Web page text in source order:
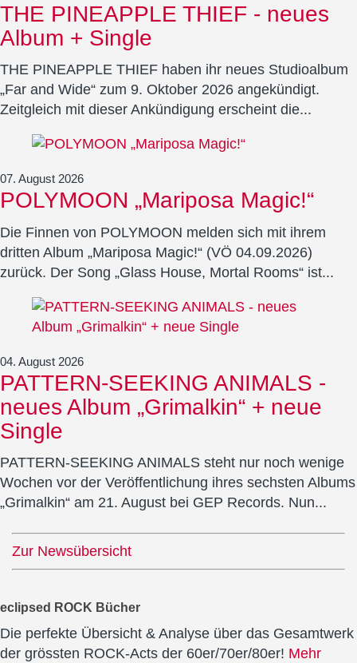
THE PINEAPPLE THIEF - neues
Album + Single
THE PINEAPPLE THIEF haben ihr neues Studioalbum
„Far and Wide“ zum 9. Oktober 2026 angekündigt.
Zeitgleich mit dieser Ankündigung erscheint die...
07. August 2026
POLYMOON „Mariposa Magic!“
Die Finnen von POLYMOON melden sich mit ihrem
dritten Album „Mariposa Magic!“ (VÖ 04.09.2026)
zurück. Der Song „Glass House, Mortal Rooms“ ist...
04. August 2026
PATTERN-SEEKING ANIMALS -
neues Album „Grimalkin“ + neue
Single
PATTERN-SEEKING ANIMALS steht nur noch wenige
Wochen vor der Veröffentlichung ihres sechsten Albums
„Grimalkin“ am 21. August bei GEP Records. Nun...
Zur Newsübersicht
eclipsed ROCK Bücher
Die perfekte Übersicht & Analyse über das Gesamtwerk
der grössten ROCK-Acts der 60er/70er/80er! Mehr